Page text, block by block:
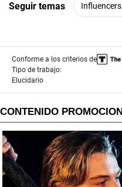
Seguir temas Influencers
Conforme a los criterios de
Tipo de trabajo:
Elucidario